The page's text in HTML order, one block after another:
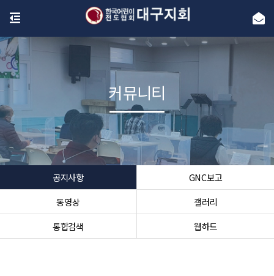
공지사항
GNC보고
동영상
갤러리
통합검색
웹하드
커뮤니티